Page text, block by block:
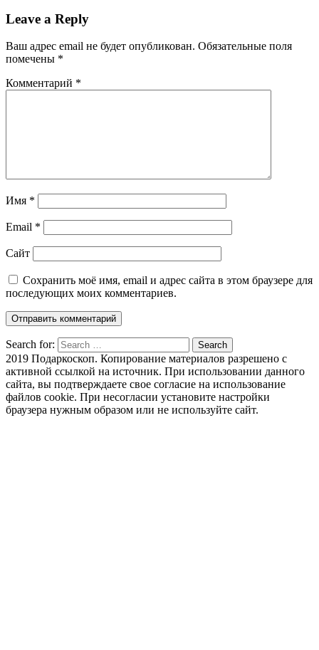
Leave a Reply
Ваш адрес email не будет опубликован. Обязательные поля
помечены *
Комментарий *
Имя *
Email *
Сайт
Сохранить моё имя, email и адрес сайта в этом браузере для
последующих моих комментариев.
Search for: Search
2019 Подаркоскоп. Копирование материалов разрешено с
активной ссылкой на источник. При использовании данного
сайта, вы подтверждаете свое согласие на использование
файлов cookie. При несогласии установите настройки
браузера нужным образом или не используйте сайт.